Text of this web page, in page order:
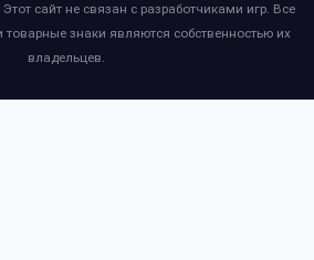
Этот сайт не связан с разработчиками игр. Все
товарные знаки являются собственностью их
владельцев.